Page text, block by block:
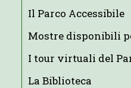
Il Parco Accessibile
Mostre disponibili
I tour virtuali del
La Biblioteca